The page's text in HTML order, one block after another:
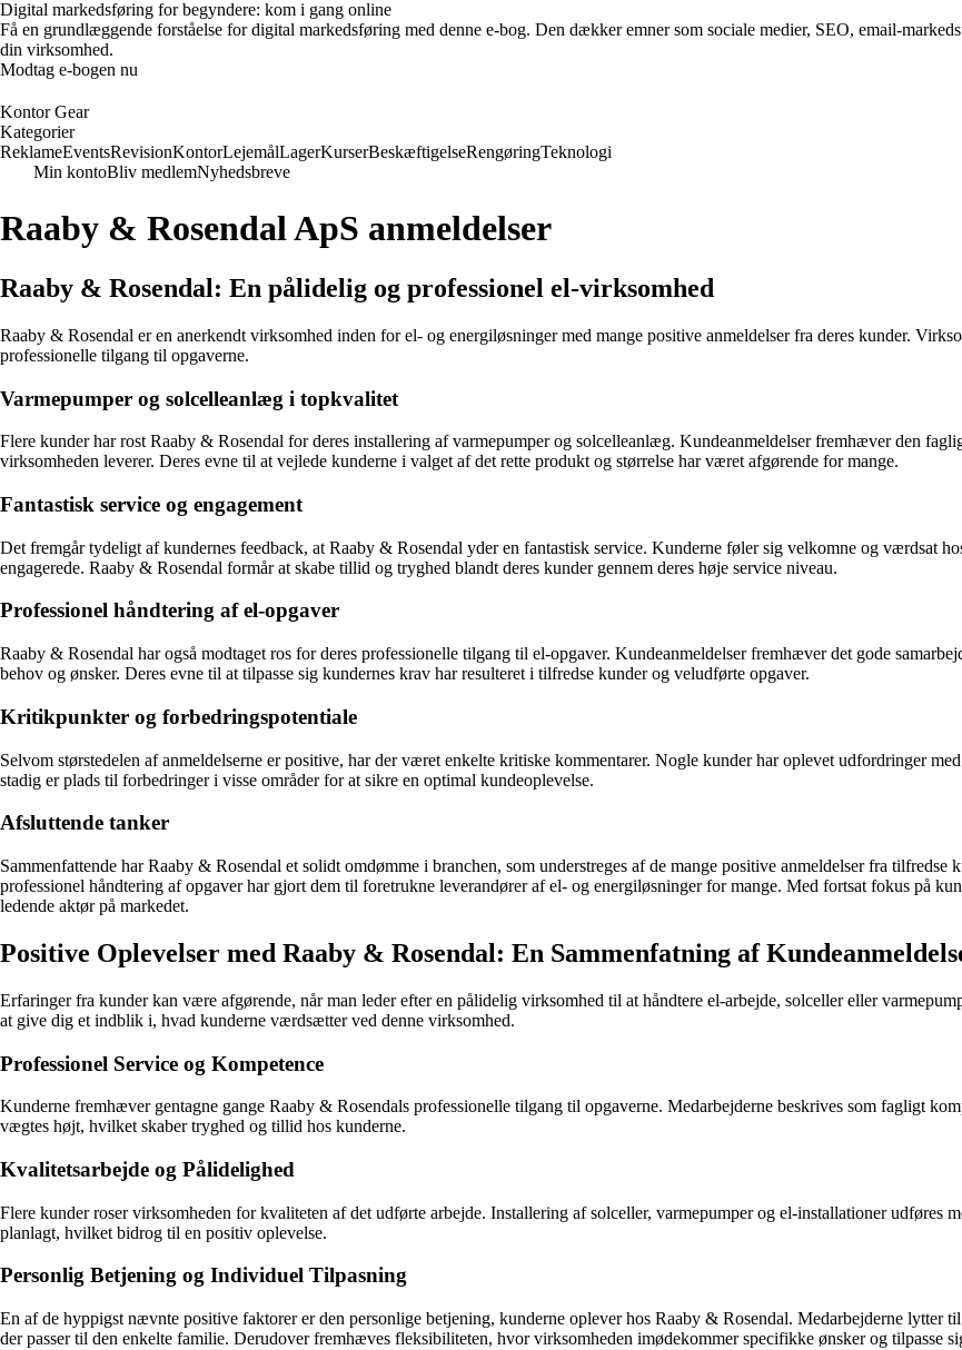
Digital markedsføring for begyndere: kom i gang online
Få en grundlæggende forståelse for digital markedsføring med denne e-bog. Den dækker emner som sociale medier, SEO, email-
din virksomhed.
Modtag e-bogen nu
Kontor Gear
Kategorier
ReklameEventsRevisionKontorLejemålLagerKurserBeskæftigelseRengøringTeknologi
Min kontoBliv medlemNyhedsbreve
Raaby & Rosendal ApS anmeldelser
Raaby & Rosendal: En pålidelig og professionel el-virksomhed
Raaby & Rosendal er en anerkendt virksomhed inden for el- og energiløsninger med mange positive anmeldelser fra deres kunder.
professionelle tilgang til opgaverne.
Varmepumper og solcelleanlæg i topkvalitet
Flere kunder har rost Raaby & Rosendal for deres installering af varmepumper og solcelleanlæg. Kundeanmeldelser fremhæver den
virksomheden leverer. Deres evne til at vejlede kunderne i valget af det rette produkt og størrelse har været afgørende for mange.
Fantastisk service og engagement
Det fremgår tydeligt af kundernes feedback, at Raaby & Rosendal yder en fantastisk service. Kunderne føler sig velkomne og værdsat
engagerede. Raaby & Rosendal formår at skabe tillid og tryghed blandt deres kunder gennem deres høje service niveau.
Professionel håndtering af el-opgaver
Raaby & Rosendal har også modtaget ros for deres professionelle tilgang til el-opgaver. Kundeanmeldelser fremhæver det gode
behov og ønsker. Deres evne til at tilpasse sig kundernes krav har resulteret i tilfredse kunder og veludførte opgaver.
Kritikpunkter og forbedringspotentiale
Selvom størstedelen af anmeldelserne er positive, har der været enkelte kritiske kommentarer. Nogle kunder har oplevet udfordringer
stadig er plads til forbedringer i visse områder for at sikre en optimal kundeoplevelse.
Afsluttende tanker
Sammenfattende har Raaby & Rosendal et solidt omdømme i branchen, som understreges af de mange positive anmeldelser fra
professionel håndtering af opgaver har gjort dem til foretrukne leverandører af el- og energiløsninger for mange. Med fortsat fokus på
ledende aktør på markedet.
Positive Oplevelser med Raaby & Rosendal: En Sammenfatning af
Erfaringer fra kunder kan være afgørende, når man leder efter en pålidelig virksomhed til at håndtere el-arbejde, solceller eller
at give dig et indblik i, hvad kunderne værdsætter ved denne virksomhed.
Professionel Service og Kompetence
Kunderne fremhæver gentagne gange Raaby & Rosendals professionelle tilgang til opgaverne. Medarbejderne beskrives som fagligt
vægtes højt, hvilket skaber tryghed og tillid hos kunderne.
Kvalitetsarbejde og Pålidelighed
Flere kunder roser virksomheden for kvaliteten af det udførte arbejde. Installering af solceller, varmepumper og el-installationer
planlagt, hvilket bidrog til en positiv oplevelse.
Personlig Betjening og Individuel Tilpasning
En af de hyppigst nævnte positive faktorer er den personlige betjening, kunderne oplever hos Raaby & Rosendal. Medarbejderne lytter
der passer til den enkelte familie. Derudover fremhæves fleksibiliteten, hvor virksomheden imødekommer specifikke ønsker og tilpasse